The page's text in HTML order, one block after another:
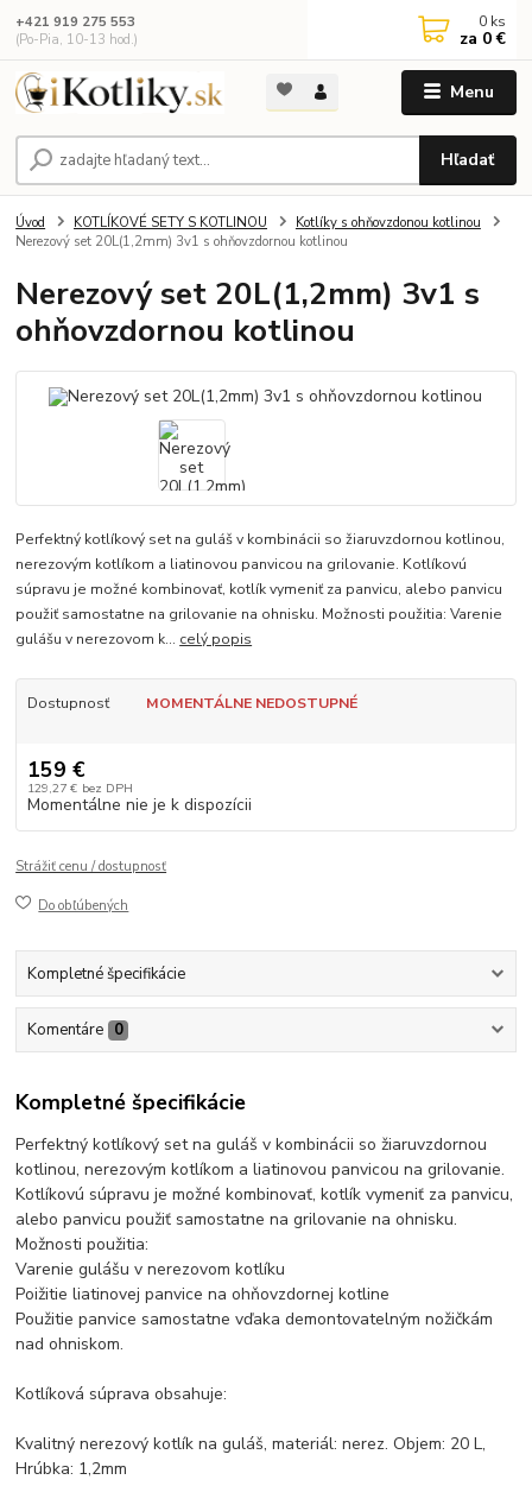
Menu
Hľadať
+421 919 275 553
(Po-Pia, 10-13 hod.)
0 ks
za 0 €
Úvod KOTLÍKOVÉ SETY S KOTLINOU
Kotlíky s ohňovzdonou kotlinou
Nerezový set 20L(1,2mm) 3v1 s ohňovzdornou kotlinou
Nerezový set 20L(1,2mm) 3v1 s
ohňovzdornou kotlinou
Perfektný kotlíkový set na guláš v kombinácii so žiaruvzdornou kotlinou,
nerezovým kotlíkom a liatinovou panvicou na grilovanie. Kotlíkovú
súpravu je možné kombinovať, kotlík vymeniť za panvicu, alebo panvicu
použiť samostatne na grilovanie na ohnisku. Možnosti použitia: Varenie
gulášu v nerezovom k... celý popis
Dostupnosť MOMENTÁLNE NEDOSTUPNÉ
159 €
129,27 € bez DPH
Momentálne nie je k dispozícii
Strážiť cenu / dostupnosť
Do obľúbených
Kompletné špecifikácie
Komentáre 0
Kompletné špecifikácie
Perfektný kotlíkový set na guláš v kombinácii so žiaruvzdornou
kotlinou, nerezovým kotlíkom a liatinovou panvicou na grilovanie.
Kotlíkovú súpravu je možné kombinovať, kotlík vymeniť za panvicu,
alebo panvicu použiť samostatne na grilovanie na ohnisku.
Možnosti použitia:
Varenie gulášu v nerezovom kotlíku
Poižitie liatinovej panvice na ohňovzdornej kotline
Použitie panvice samostatne vďaka demontovatelným nožičkám
nad ohniskom.
Kotlíková súprava obsahuje:
Kvalitný nerezový kotlík na guláš, materiál: nerez. Objem: 20 L,
Hrúbka: 1,2mm